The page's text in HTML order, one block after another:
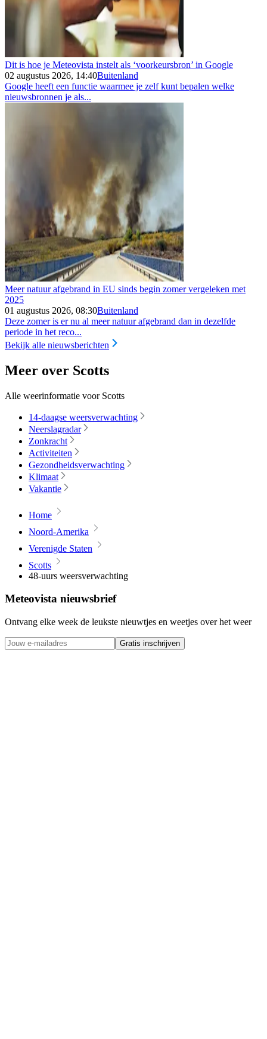
Dit is hoe je Meteovista instelt als ‘voorkeursbron’ in Google
02 augustus 2026, 14:40Buitenland
Google heeft een functie waarmee je zelf kunt bepalen welke
nieuwsbronnen je als...
Meer natuur afgebrand in EU sinds begin zomer vergeleken met
2025
01 augustus 2026, 08:30Buitenland
Deze zomer is er nu al meer natuur afgebrand dan in dezelfde
periode in het reco...
Bekijk alle nieuwsberichten
Meer over Scotts
Alle weerinformatie voor Scotts
14-daagse weersverwachting
Neerslagradar
Zonkracht
Activiteiten
Gezondheidsverwachting
Klimaat
Vakantie
Home
Noord-Amerika
Verenigde Staten
Scotts
48-uurs weersverwachting
Meteovista nieuwsbrief
Ontvang elke week de leukste nieuwtjes en weetjes over het weer
Gratis inschrijven